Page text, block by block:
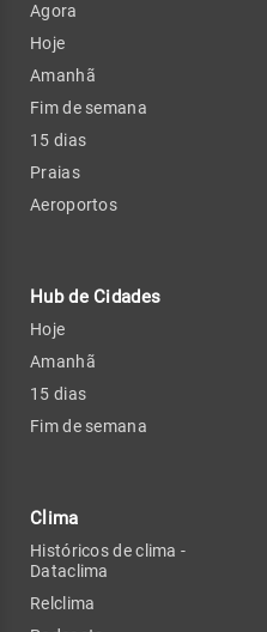
Agora
Hoje
Amanhã
Fim de semana
15 dias
Praias
Aeroportos
Hub de Cidades
Hoje
Amanhã
15 dias
Fim de semana
Clima
Históricos de clima -
Dataclima
Relclima